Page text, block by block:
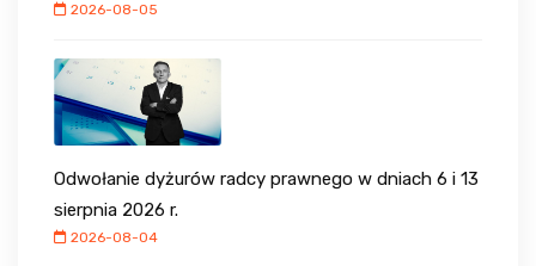
2026-08-05
Odwołanie dyżurów radcy prawnego w dniach 6 i 13
sierpnia 2026 r.
2026-08-04